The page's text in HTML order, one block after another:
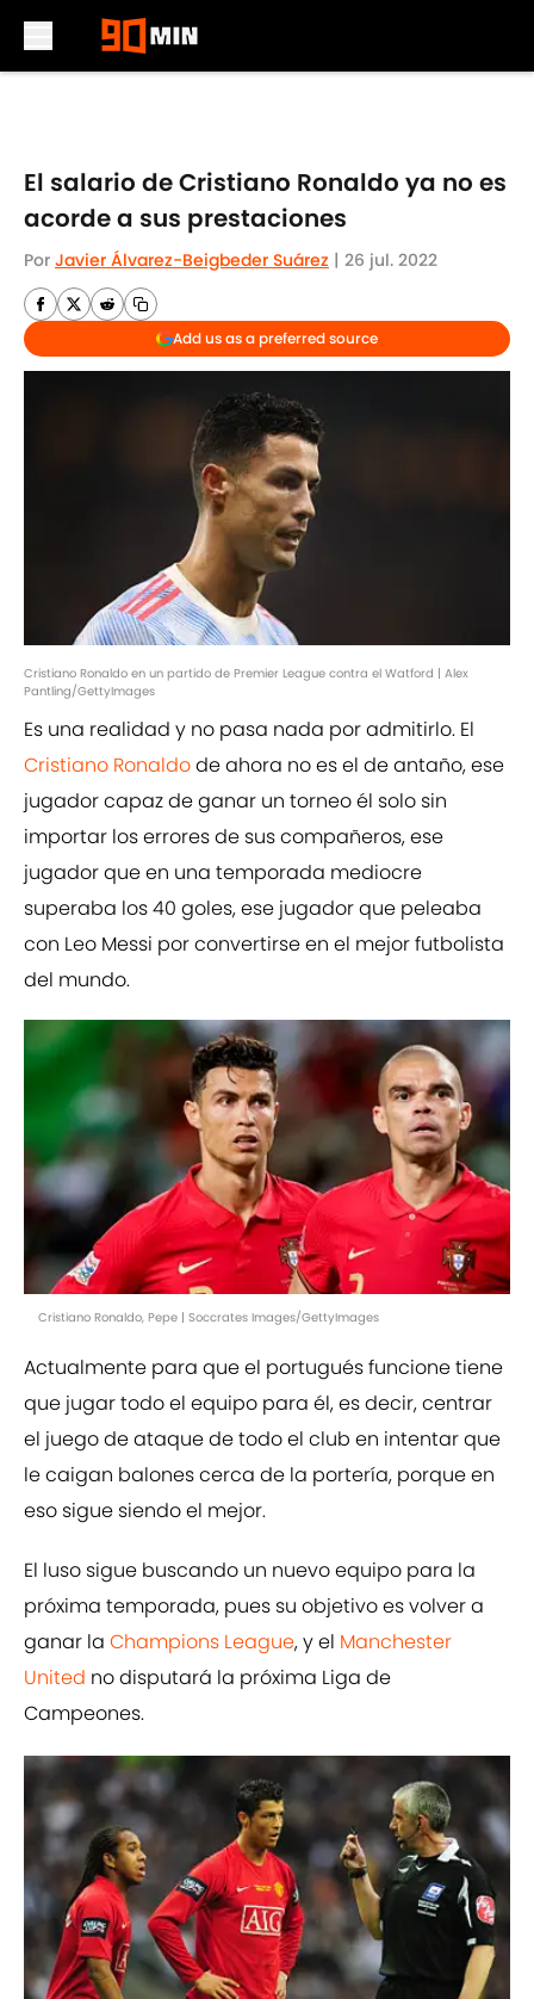
El salario de Cristiano Ronaldo ya no es
acorde a sus prestaciones
Por Javier Álvarez-Beigbeder Suárez | 26 jul. 2022
Add us as a preferred source
Cristiano Ronaldo en un partido de Premier League contra el Watford | Alex
Pantling/GettyImages
Es una realidad y no pasa nada por admitirlo. El
Cristiano Ronaldode ahora no es el de antaño, ese
jugador capaz de ganar un torneo él solo sin
importar los errores de sus compañeros, ese
jugador que en una temporada mediocre
superaba los 40 goles, ese jugador que peleaba
con Leo Messi por convertirse en el mejor futbolista
del mundo.
Cristiano Ronaldo, Pepe | Soccrates Images/GettyImages
Actualmente para que el portugués funcione tiene
que jugar todo el equipo para él, es decir, centrar
el juego de ataque de todo el club en intentar que
le caigan balones cerca de la portería, porque en
eso sigue siendo el mejor.
El luso sigue buscando un nuevo equipo para la
próxima temporada, pues su objetivo es volver a
ganar la Champions League, y el Manchester
United no disputará la próxima Liga de
Campeones.